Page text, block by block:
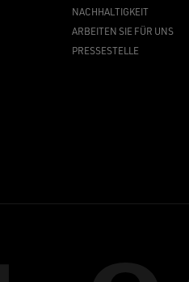
NACHHALTIGKEIT
ARBEITEN SIE FÜR UNS
PRESSESTELLE